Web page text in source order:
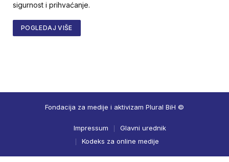
sigurnost i prihvaćanje.
POGLEDAJ VIŠE
Fondacija za medije i aktivizam Plural BiH ©
Impressum
Glavni urednik
Kodeks za online medije